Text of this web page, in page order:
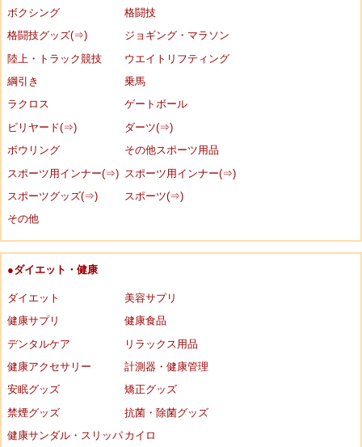
ボクシング
格闘技
格闘技グッズ(⇒)
ジョギング・マラソン
陸上・トラック競技
ウエイトリフティング
綱引き
乗馬
ラクロス
ゲートボール
ビリヤード(⇒)
ダーツ(⇒)
ボウリング
その他スポーツ用品
スポーツ用インナー(⇒)
スポーツ用インナー(⇒)
スポーツグッズ(⇒)
スポーツ(⇒)
その他
●ダイエット・健康
ダイエット
美容サプリ
健康サプリ
健康食品
デンタルケア
リラックス用品
健康アクセサリー
計測器・健康管理
安眠グッズ
矯正グッズ
禁煙グッズ
抗菌・除菌グッズ
健康サンダル・スリッパ カイロ